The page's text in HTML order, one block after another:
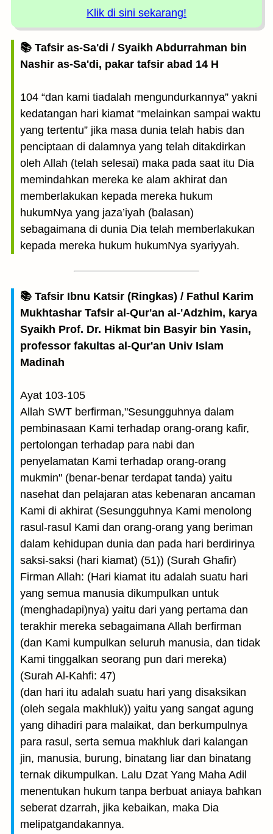
Klik di sini sekarang!
📚 Tafsir as-Sa'di / Syaikh Abdurrahman bin
Nashir as-Sa'di, pakar tafsir abad 14 H
104 “dan kami tiadalah mengundurkannya” yakni
kedatangan hari kiamat “melainkan sampai waktu
yang tertentu” jika masa dunia telah habis dan
penciptaan di dalamnya yang telah ditakdirkan
oleh Allah (telah selesai) maka pada saat itu Dia
memindahkan mereka ke alam akhirat dan
memberlakukan kepada mereka hukum
hukumNya yang jaza’iyah (balasan)
sebagaimana di dunia Dia telah memberlakukan
kepada mereka hukum hukumNya syariyyah.
📚 Tafsir Ibnu Katsir (Ringkas) / Fathul Karim
Mukhtashar Tafsir al-Qur'an al-'Adzhim, karya
Syaikh Prof. Dr. Hikmat bin Basyir bin Yasin,
professor fakultas al-Qur'an Univ Islam
Madinah
Ayat 103-105
Allah SWT berfirman,"Sesungguhnya dalam
pembinasaan Kami terhadap orang-orang kafir,
pertolongan terhadap para nabi dan
penyelamatan Kami terhadap orang-orang
mukmin" (benar-benar terdapat tanda) yaitu
nasehat dan pelajaran atas kebenaran ancaman
Kami di akhirat (Sesungguhnya Kami menolong
rasul-rasul Kami dan orang-orang yang beriman
dalam kehidupan dunia dan pada hari berdirinya
saksi-saksi (hari kiamat) (51)) (Surah Ghafir)
Firman Allah: (Hari kiamat itu adalah suatu hari
yang semua manusia dikumpul­kan untuk
(menghadapi)nya) yaitu dari yang pertama dan
terakhir mereka sebagaimana Allah berfirman
(dan Kami kumpulkan seluruh manusia, dan tidak
Kami tinggalkan seorang pun dari mereka)
(Surah Al-Kahfi: 47)
(dan hari itu adalah suatu hari yang disaksikan
(oleh segala makhluk)) yaitu yang sangat agung
yang dihadiri para malaikat, dan berkumpulnya
para rasul, serta semua makhluk dari kalangan
jin, manusia, burung, binatang liar dan binatang
ternak dikumpulkan. Lalu Dzat Yang Maha Adil
menentukan hukum tanpa berbuat aniaya bahkan
seberat dzarrah, jika kebaikan, maka Dia
melipatgandakannya.